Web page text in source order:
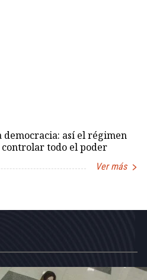
democracia: así el régimen
todo el poder
Ver más